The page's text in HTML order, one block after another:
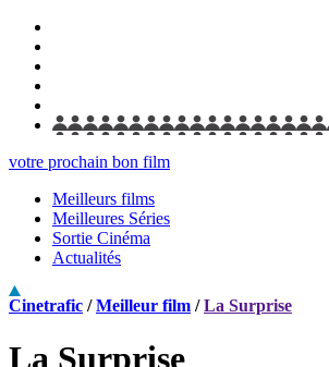
votre prochain bon film
Meilleurs films
Meilleures Séries
Sortie Cinéma
Actualités
Cinetrafic /Meilleur film /La Surprise
La Surprise